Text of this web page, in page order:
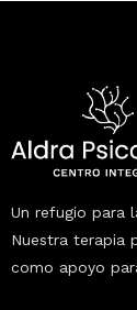
Un refugio para
Nuestra terapia
como apoyo